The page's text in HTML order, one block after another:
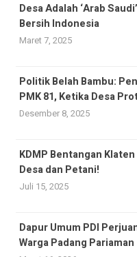
Desa Adalah ‘Arab
Bersih Indonesia
Maret 7, 2025
Politik Belah Bambu:
PMK 81, Ketika Desa
Desember 8, 2025
KDMP Bentangan
Desa dan Petani!
Juli 15, 2025
Dapur Umum PDI
Warga Padang Pariaman